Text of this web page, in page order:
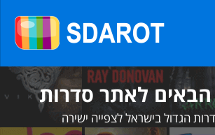
הבאים לאתר סדרות
הגדול בישראל לצפייה ישירה